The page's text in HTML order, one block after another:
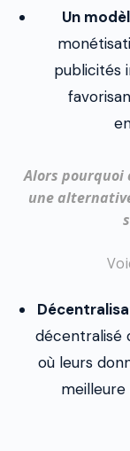
Un
publicités
Alors pourquoi
une
décentralisé
où leurs